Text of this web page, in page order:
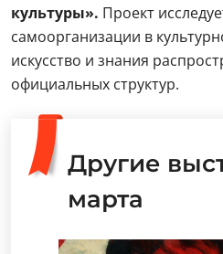
культуры». Проект
самоорганизации в
искусство и знания
официальных структур.
Другие
марта